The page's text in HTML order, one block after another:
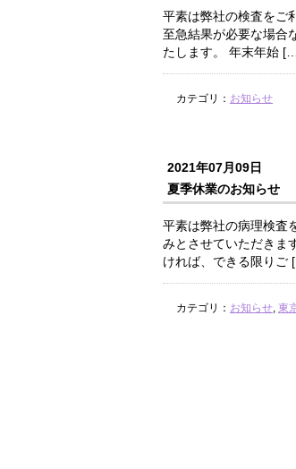
平素は弊社の検査をご
至急結果が必要な場合
たします。 年末年始
カテゴリ： お知らせ
2021年07月09日
夏季休業のお知らせ
平素は弊社の病理検査
みとさせていただきま
ければ、できる限りご
カテゴリ： お知らせ, 東